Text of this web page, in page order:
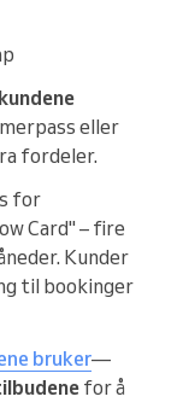
eller
fordeler.
for
Card" – fire
Kunder
til bookinger
bruker—
for å